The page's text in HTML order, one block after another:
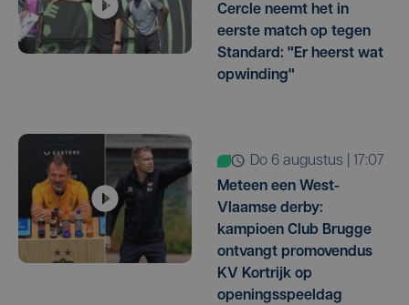
Cercle neemt het in
eerste match op tegen
Standard: "Er heerst wat
opwinding"
do 6 augustus | 17:07
Meteen een West-
Vlaamse derby:
kampioen Club Brugge
ontvangt promovendus
KV Kortrijk op
openingsspeeldag